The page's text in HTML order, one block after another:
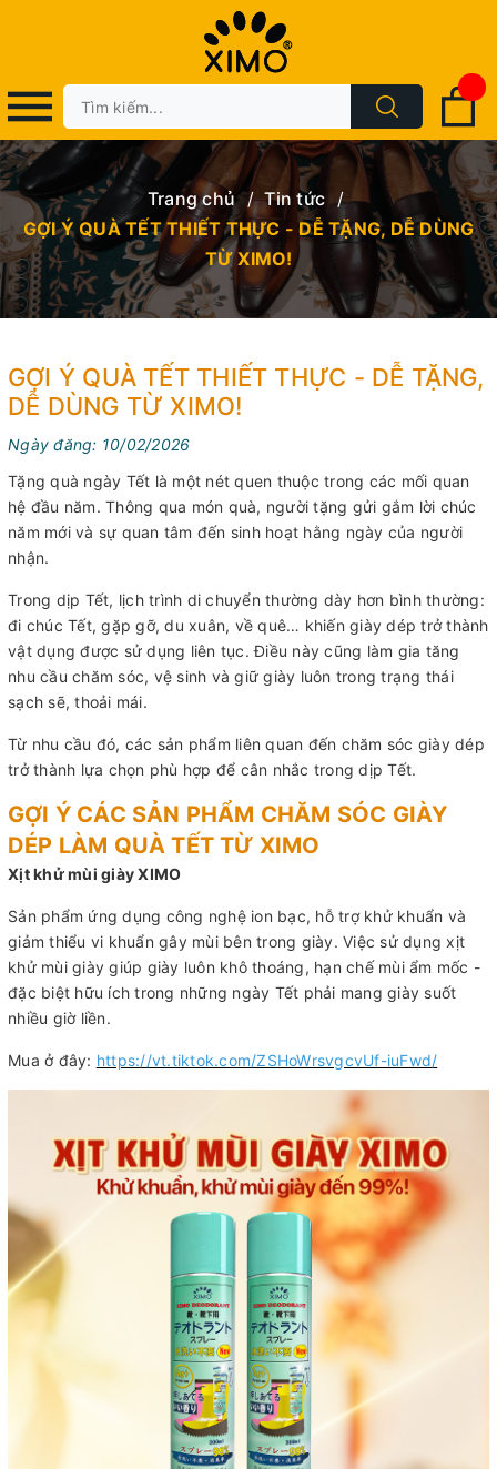
Trang chủ / Tin tức /
GỢI Ý QUÀ TẾT THIẾT THỰC - DỄ TẶNG, DỄ DÙNG
TỪ XIMO!
GỢI Ý QUÀ TẾT THIẾT THỰC - DỄ TẶNG,
DỄ DÙNG TỪ XIMO!
Ngày đăng: 10/02/2026
Tặng quà ngày Tết là một nét quen thuộc trong các mối quan
hệ đầu năm. Thông qua món quà, người tặng gửi gắm lời chúc
năm mới và sự quan tâm đến sinh hoạt hằng ngày của người
nhận.
Trong dịp Tết, lịch trình di chuyển thường dày hơn bình thường:
đi chúc Tết, gặp gỡ, du xuân, về quê… khiến giày dép trở thành
vật dụng được sử dụng liên tục. Điều này cũng làm gia tăng
nhu cầu chăm sóc, vệ sinh và giữ giày luôn trong trạng thái
sạch sẽ, thoải mái.
Từ nhu cầu đó, các sản phẩm liên quan đến chăm sóc giày dép
trở thành lựa chọn phù hợp để cân nhắc trong dịp Tết.
GỢI Ý CÁC SẢN PHẨM CHĂM SÓC GIÀY
DÉP LÀM QUÀ TẾT TỪ XIMO
Xịt khử mùi giày XIMO
Sản phẩm ứng dụng công nghệ ion bạc, hỗ trợ khử khuẩn và
giảm thiểu vi khuẩn gây mùi bên trong giày. Việc sử dụng xịt
khử mùi giày giúp giày luôn khô thoáng, hạn chế mùi ẩm mốc -
đặc biệt hữu ích trong những ngày Tết phải mang giày suốt
nhiều giờ liền.
Mua ở đây: https://vt.tiktok.com/ZSHoWrsvgcvUf-iuFwd/